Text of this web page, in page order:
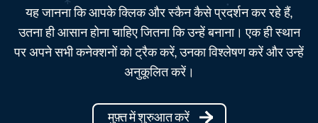
यह जानना कि आपके क्लिक और स्कैन कैसे प्रदर्शन कर रहे हैं,
उतना ही आसान होना चाहिए जितना कि उन्हें बनाना। एक ही स्थान
पर अपने सभी कनेक्शनों को ट्रैक करें, उनका विश्लेषण करें और उन्हें
अनुकूलित करें।
मुफ़्त में शुरुआत करें